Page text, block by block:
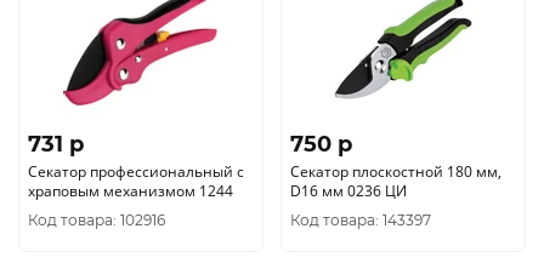
731 p
Секатор профессиональный с
храповым механизмом 1244
Код товара: 102916
750 p
Секатор плоскостной 180 мм,
D16 мм 0236 ЦИ
Код товара: 143397